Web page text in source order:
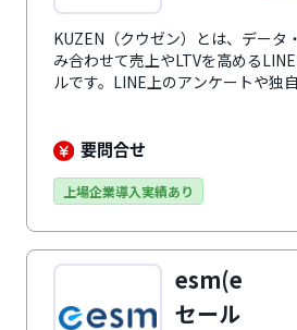
KUZEN（クウゼン）とは、データ
み合わせて売上やLTVを高める
ルです。LINE上のアンケートや独
携によって多様なデータを取得し
たAIが一人一人に合った顧客体験
て、有人1to1チャットによる深い
種業界に精通したプロのLINEコン
ミットします。
要問合せ
上場企業導入実績あり
esm(e
セール